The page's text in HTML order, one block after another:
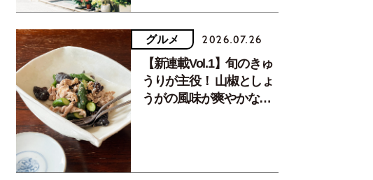
グルメ 2026.07.26
【新連載Vol.1】旬のきゅ
うりが主役！ 山椒としょ
うがの風味が爽やかな、